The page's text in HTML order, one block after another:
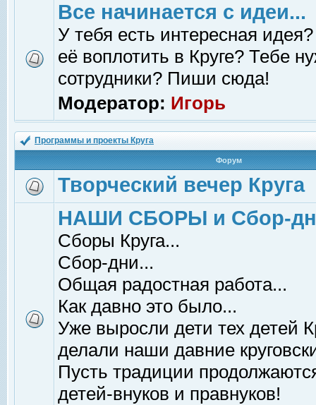
Все начинается с идеи...
У тебя есть интересная
её воплотить в Круге? Тебе
сотрудники? Пиши сюда!
Модератор: Игорь
Программы и проекты Круга
Форум
Творческий вечер Круга
НАШИ СБОРЫ и Сбор-
Сборы Круга...
Сбор-дни...
Общая радостная работа...
Как давно это было...
Уже выросли дети тех детей
делали наши давние
Пусть традиции
детей-внуков и правнуков!